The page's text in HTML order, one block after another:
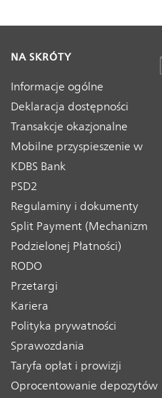
NA SKRÓTY
Informacje ogólne
Deklaracja dostępności
Transakcje okazjonalne
Mobilne przyspieszenie w
KDBS Bank
PSD2
Regulaminy i dokumenty
Split Payment (Mechanizm
Podzielonej Płatności)
RODO
Przetargi
Kariera
Polityka prywatności
Sprawozdania
Taryfa opłat i prowizji
Oprocentowanie depozytów